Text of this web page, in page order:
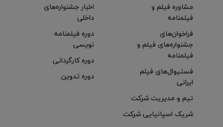
مشاوره فیلم و
فیلمنامه
اخبار جشنواره‌های
داخلی
فراخوان‌های
جشنواره‌های فیلم و
فیلمنامه
فستیوال‌های فیلم
ایرانی
دوره فیلمنامه
نویسی
دوره کارگردانی
دوره تدوین
تیم و مدیریت شرکت
شریک اسپانیایی شرکت